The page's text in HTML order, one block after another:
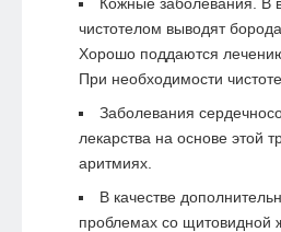
чистотелом выводят
Хорошо поддаются
При необходимости
Заболевания
лекарства на основе этой
аритмиях.
В качестве
проблемах со щитовидной